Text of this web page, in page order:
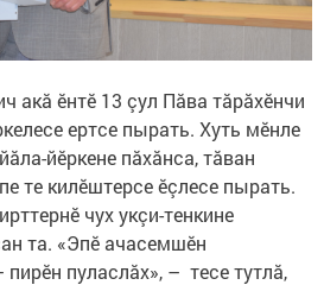
акă ӗнтӗ 13 çул Пӑва тӑрӑхӗнчи
ертсе пырать. Хуть мӗнле
йӗркене пӑхӑнса, тӑван
те килӗштерсе ӗçлесе пырать.
чух укçи-тенкине
та. «Эпӗ ачасемшӗн
пуласлӑх», – тесе тутлӑ,